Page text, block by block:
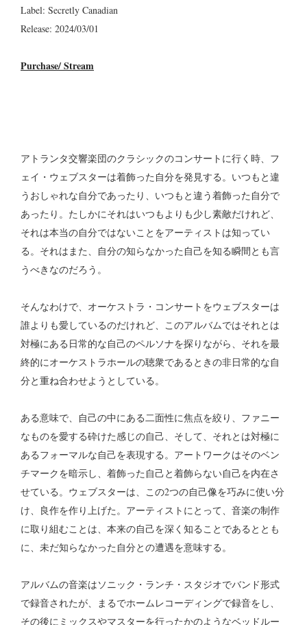
Label: Secretly Canadian
Release: 2024/03/01
Purchase/ Stream
アトランタ交響楽団のクラシックのコンサートに行く時、フ
ェイ・ウェブスターは着飾った自分を発見する。いつもと違
うおしゃれな自分であったり、いつもと違う着飾った自分で
あったり。たしかにそれはいつもよりも少し素敵だけれど、
それは本当の自分ではないことをアーティストは知ってい
る。それはまた、自分の知らなかった自己を知る瞬間とも言
うべきなのだろう。
そんなわけで、オーケストラ・コンサートをウェブスターは
誰よりも愛しているのだけれど、このアルバムではそれとは
対極にある日常的な自己のペルソナを探りながら、それを最
終的にオーケストラホールの聴衆であるときの非日常的な自
分と重ね合わせようとしている。
ある意味で、自己の中にある二面性に焦点を絞り、ファニー
なものを愛する砕けた感じの自己、そして、それとは対極に
あるフォーマルな自己を表現する。アートワークはそのベン
チマークを暗示し、着飾った自己と着飾らない自己を内在さ
せている。ウェブスターは、この2つの自己像を巧みに使い分
け、良作を作り上げた。アーティストにとって、音楽の制作
に取り組むことは、本来の自己を深く知ることであるととも
に、未だ知らなかった自分との遭遇を意味する。
アルバムの音楽はソニック・ランチ・スタジオでバンド形式
で録音されたが、まるでホームレコーディングで録音をし、
その後にミックスやマスターを行ったかのようなベッドルー